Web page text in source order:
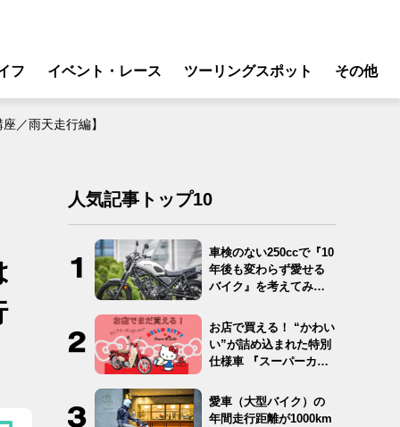
フ
ク
イベント・レース ツーリングスポット その他
／雨天走行編】
人気記事トップ10
車検のない250ccで『10
年後も変わらず愛せる
バイク』を考えてみ
お店で買える！ “かわい
い”が詰め込まれた特別
仕様車 『スーパーカ
愛車（大型バイク）の
年間走行距離が1000km